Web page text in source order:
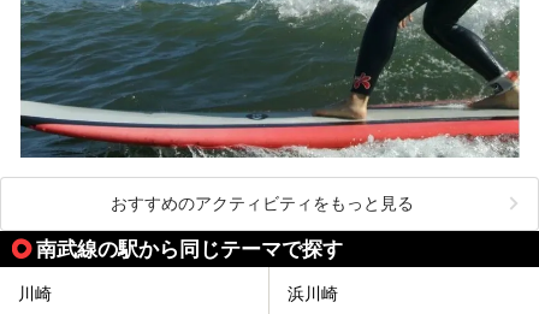
おすすめのアクティビティをもっと見る
南武線の駅から同じテーマで探す
川崎 浜川崎